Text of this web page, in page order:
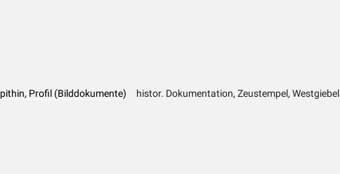
Profil (Bilddokumente) histor. Dokumentation, Zeustempel, Westgiebel